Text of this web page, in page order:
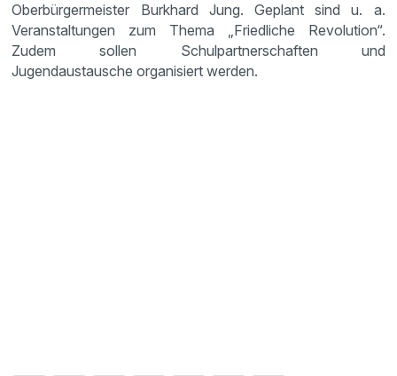
Oberbürgermeister Burkhard Jung. Geplant sind u. a.
Veranstaltungen zum Thema „Friedliche Revolution“.
Zudem sollen Schulpartnerschaften und
Jugendaustausche organisiert werden.